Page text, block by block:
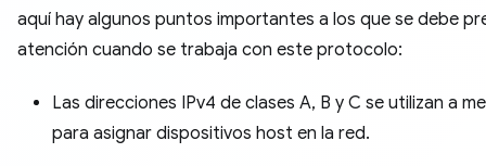
aquí hay algunos puntos importantes a los que se debe
atención cuando se trabaja con este protocolo:
Las direcciones IPv4 de clases A, B y C se utilizan a
para asignar dispositivos host en la red.